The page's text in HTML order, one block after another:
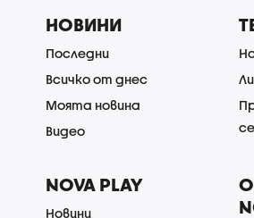
НОВИНИ
Последни
Всичко от днес
Моята новина
Видео
NOVA PLAY
Новини